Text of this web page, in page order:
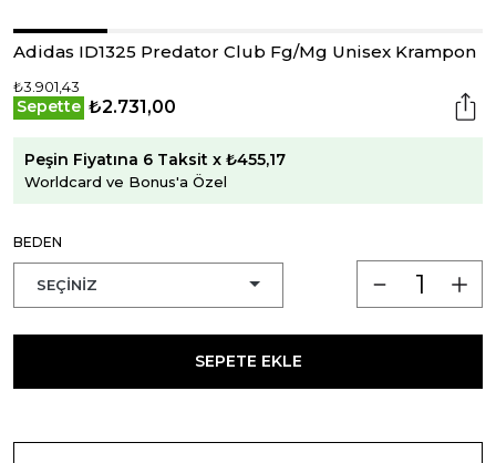
Adidas ID1325 Predator Club Fg/Mg Unisex Krampon
₺3.901,43
Sepette ₺2.731,00
Peşin Fiyatına 6 Taksit x ₺455,17
Worldcard ve Bonus'a Özel
BEDEN
SEPETE EKLE